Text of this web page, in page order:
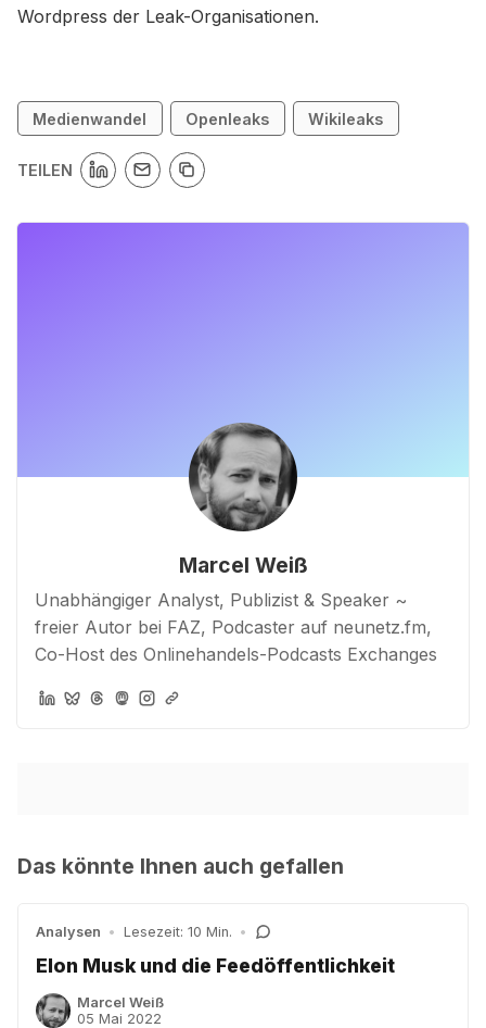
Wordpress der Leak-Organisationen.
Medienwandel Openleaks Wikileaks
TEILEN
Marcel Weiß
Unabhängiger Analyst, Publizist & Speaker ~
freier Autor bei FAZ, Podcaster auf neunetz.fm,
Co-Host des Onlinehandels-Podcasts Exchanges
Das könnte Ihnen auch gefallen
Analysen • Lesezeit: 10 Min. •
Elon Musk und die Feedöffentlichkeit
Marcel Weiß
05 Mai 2022